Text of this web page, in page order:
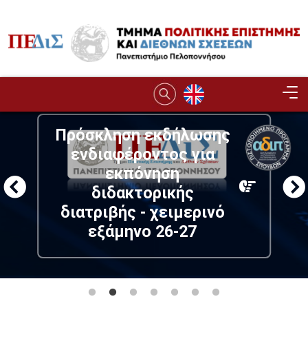
Πρόσκληση εκδήλωσης
ενδιαφέροντος για
εκπόνηση
διδακτορικής
διατριβής - χειμερινό
εξάμηνο 26-27